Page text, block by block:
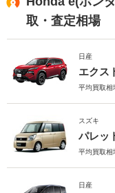
取・査定相場
日産
エクス
平均買取相
スズキ
パレッ
平均買取相
日産